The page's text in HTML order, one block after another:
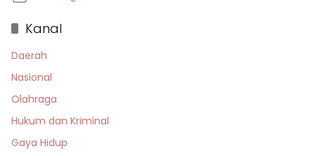
Kanal
Daerah
Nasional
Olahraga
Hukum dan Kriminal
Gaya Hidup